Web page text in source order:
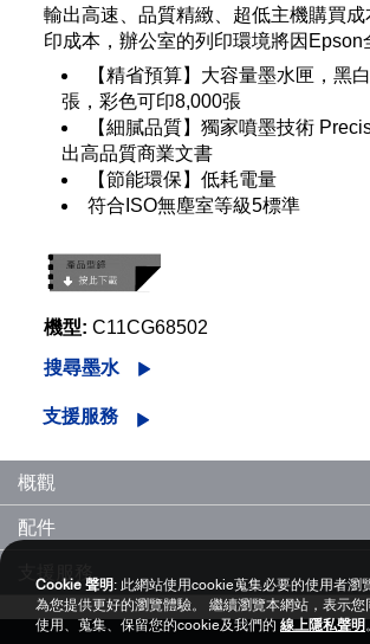
輸出高速、品質精緻、超低主機購買成
印成本，辦公室的列印環境將因Epson
【精省預算】大容量墨水匣，黑
張，彩色可印8,000張
【細膩品質】獨家噴墨技術
出高品質商業文書
【節能環保】低耗電量
符合ISO無塵室等級5標準
機型: C11CG68502
搜尋墨水
支援服務
概觀
配件
支援服務
Cookie 聲明 : 此網站使用cookie蒐集必要的使用者瀏
為您提供更好的瀏覽體驗。 繼續瀏覽本網站，表示
使用、蒐集、保留您的cookie及我們的 線上隱私聲明 。